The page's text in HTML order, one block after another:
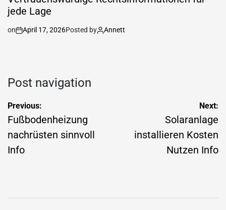
jede Lage
on April 17, 2026Posted by Annett
Post navigation
Previous:
Fußbodenheizung
nachrüsten sinnvoll
Info
Next:
Solaranlage
installieren Kosten
Nutzen Info